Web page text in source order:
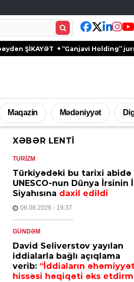
“Ganjavi Holding” jurnalistləri
Maqazin Mədəniyyət
XƏBƏR LENTI
TURIZM
Türkiyədəki bu tarixi abidə
UNESCO-nun Dünya İrsinin
Siyahısına daxil edildi
06.08.2026 - 19:37
GÜNDƏM
David Seliverstov yayılan
iddialarla bağlı açıqlama
verib: “İddiaların
hissəsi həqiqəti əks